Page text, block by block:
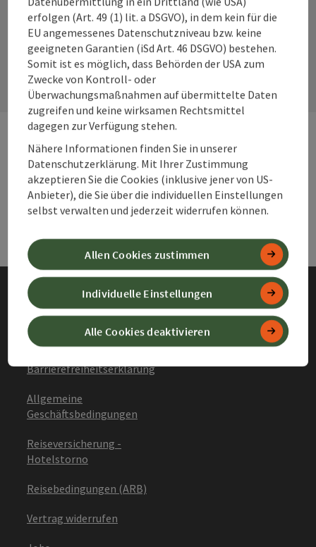
Kontaktformular
Webseiten
Services
Impressum
Datenschutz
Barrierefreiheitserklärung
Allgemeine
Geschäftsbedingungen
Reiseversicherung -
Hotelstorno
Reisebedingungen (ARB)
Vertrag widerrufen
erfolgen (Art. 49 (1) lit. a DSGVO), in dem kein für die
EU angemessenes Datenschutzniveau bzw. keine
geeigneten Garantien (iSd Art. 46 DSGVO) bestehen.
Somit ist es möglich, dass Behörden der USA zum
Zwecke von Kontroll- oder
Überwachungsmaßnahmen auf übermittelte Daten
zugreifen und keine wirksamen Rechtsmittel
dagegen zur Verfügung stehen.
Nähere Informationen finden Sie in unserer
Datenschutzerklärung. Mit Ihrer Zustimmung
akzeptieren Sie die Cookies (inklusive jener von US-
Anbieter), die Sie über die individuellen Einstellungen
selbst verwalten und jederzeit widerrufen können.
Alle Cookies deaktivieren
Individuelle Einstellungen
Allen Cookies zustimmen